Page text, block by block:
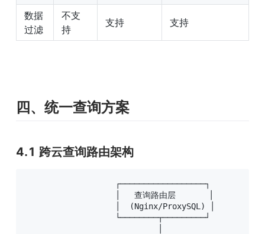
数据
过滤
不支
持
支持 支持
四、统一查询方案
4.1 跨云查询路由架构
                   ┌──────────────────┐
                   │   查询路由层       │
                   │  (Nginx/ProxySQL) │
                   └────────┬─────────┘